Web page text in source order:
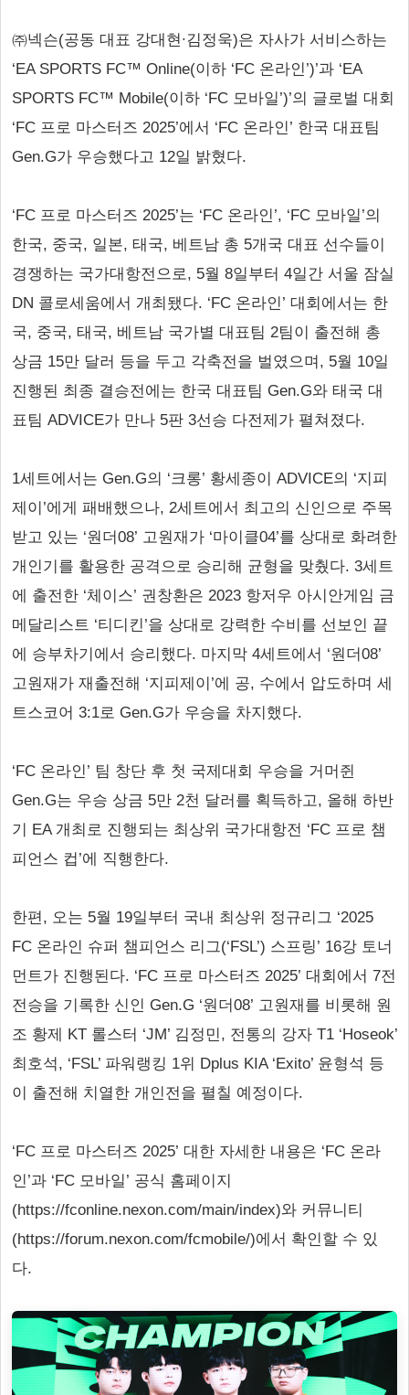
㈜넥슨(공동 대표 강대현∙김정욱)은 자사가 서비스하는
‘EA SPORTS FC™ Online(이하 ‘FC 온라인’)’과 ‘EA
SPORTS FC™ Mobile(이하 ‘FC 모바일’)’의 글로벌 대회
‘FC 프로 마스터즈 2025’에서 ‘FC 온라인’ 한국 대표팀
Gen.G가 우승했다고 12일 밝혔다.
‘FC 프로 마스터즈 2025’는 ‘FC 온라인’, ‘FC 모바일’의
한국, 중국, 일본, 태국, 베트남 총 5개국 대표 선수들이
경쟁하는 국가대항전으로, 5월 8일부터 4일간 서울 잠실
DN 콜로세움에서 개최됐다. ‘FC 온라인’ 대회에서는 한
국, 중국, 태국, 베트남 국가별 대표팀 2팀이 출전해 총
상금 15만 달러 등을 두고 각축전을 벌였으며, 5월 10일
진행된 최종 결승전에는 한국 대표팀 Gen.G와 태국 대
표팀 ADVICE가 만나 5판 3선승 다전제가 펼쳐졌다.
1세트에서는 Gen.G의 ‘크롱’ 황세종이 ADVICE의 ‘지피
제이’에게 패배했으나, 2세트에서 최고의 신인으로 주목
받고 있는 ‘원더08’ 고원재가 ‘마이클04’를 상대로 화려한
개인기를 활용한 공격으로 승리해 균형을 맞췄다. 3세트
에 출전한 ‘체이스’ 권창환은 2023 항저우 아시안게임 금
메달리스트 ‘티디킨’을 상대로 강력한 수비를 선보인 끝
에 승부차기에서 승리했다. 마지막 4세트에서 ‘원더08’
고원재가 재출전해 ‘지피제이’에 공, 수에서 압도하며 세
트스코어 3:1로 Gen.G가 우승을 차지했다.
‘FC 온라인’ 팀 창단 후 첫 국제대회 우승을 거머쥔
Gen.G는 우승 상금 5만 2천 달러를 획득하고, 올해 하반
기 EA 개최로 진행되는 최상위 국가대항전 ‘FC 프로 챔
피언스 컵’에 직행한다.
한편, 오는 5월 19일부터 국내 최상위 정규리그 ‘2025
FC 온라인 슈퍼 챔피언스 리그(‘FSL’) 스프링’ 16강 토너
먼트가 진행된다. ‘FC 프로 마스터즈 2025’ 대회에서 7전
전승을 기록한 신인 Gen.G ‘원더08’ 고원재를 비롯해 원
조 황제 KT 롤스터 ‘JM’ 김정민, 전통의 강자 T1 ‘Hoseok’
최호석, ‘FSL’ 파워랭킹 1위 Dplus KIA ‘Exito’ 윤형석 등
이 출전해 치열한 개인전을 펼칠 예정이다.
‘FC 프로 마스터즈 2025’ 대한 자세한 내용은 ‘FC 온라
인’과 ‘FC 모바일’ 공식 홈페이지
(https://fconline.nexon.com/main/index)와 커뮤니티
(https://forum.nexon.com/fcmobile/)에서 확인할 수 있
다.